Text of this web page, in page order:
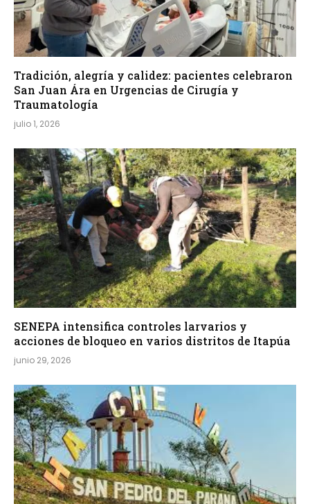
Tradición, alegría y calidez: pacientes celebraron
San Juan Ára en Urgencias de Cirugía y
Traumatología
julio 1, 2026
SENEPA intensifica controles larvarios y
acciones de bloqueo en varios distritos de Itapúa
junio 29, 2026